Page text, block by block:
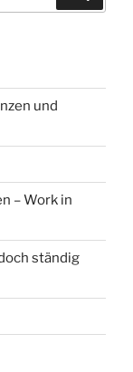
und
– Work in
ständig